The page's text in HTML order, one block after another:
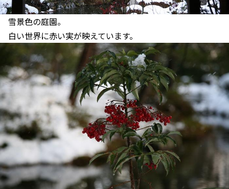
雪景色の庭園。
白い世界に赤い実が映えています。